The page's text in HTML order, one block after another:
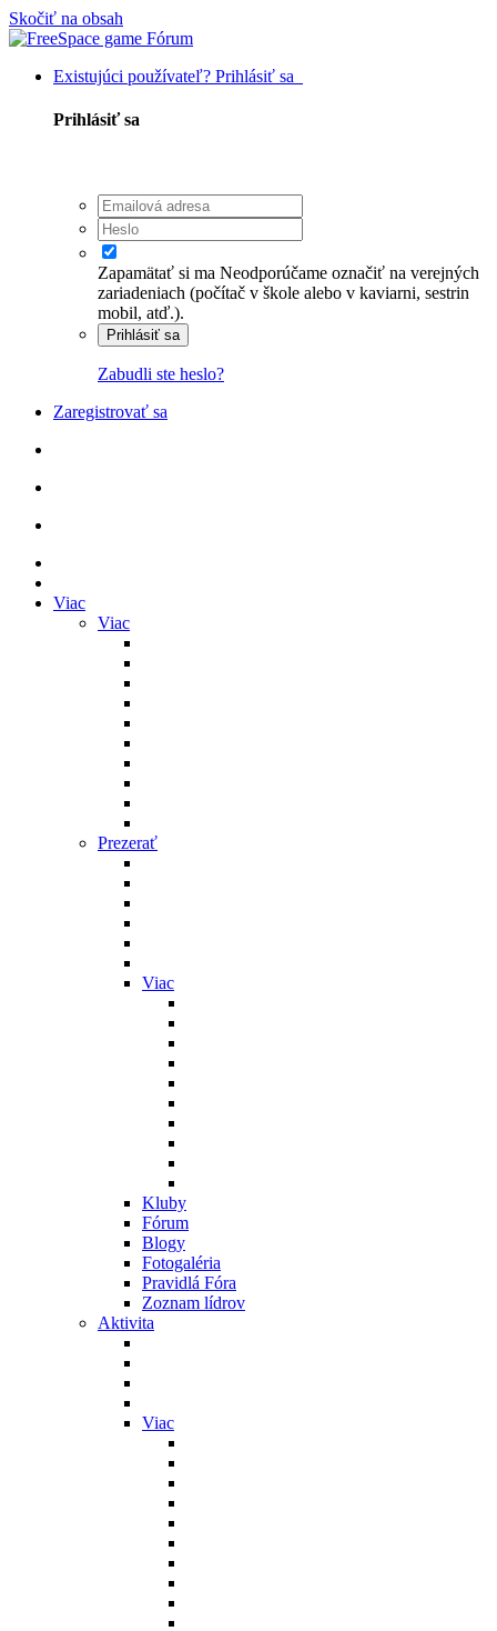
Skočiť na obsah
Existujúci používateľ? Prihlásiť sa
Prihlásiť sa
Zapamätať si ma Neodporúčame označiť na verejných
zariadeniach (počítač v škole alebo v kaviarni, sestrin
mobil, atď.).
Prihlásiť sa
Zabudli ste heslo?
Zaregistrovať sa
Viac
Viac
Prezerať
Viac
Kluby
Fórum
Blogy
Fotogaléria
Pravidlá Fóra
Zoznam lídrov
Aktivita
Viac